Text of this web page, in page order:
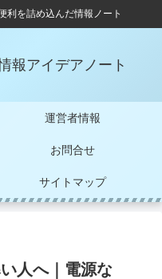
利を詰め込んだ情報ノート
報アイデアノート
運営者情報
お問合せ
サイトマップ
人へ｜電源な